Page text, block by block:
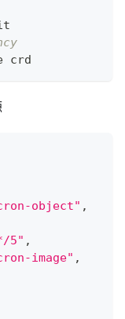
crd
object" ,
5" ,
image" ,